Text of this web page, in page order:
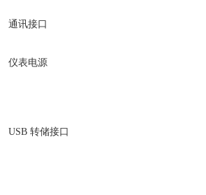
通讯接口
仪表电源
USB 转储接口